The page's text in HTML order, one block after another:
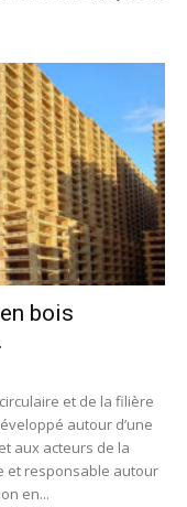
bois
et de la filière
autour d’une
aux acteurs de la
et responsable autour
en...